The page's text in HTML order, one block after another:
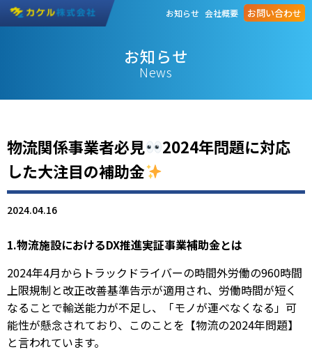
お知らせ 会社概要 お問い合わせ
お知らせ
News
物流関係事業者必見
2024年問題に対応
した大注目の補助金
2024.04.16
1.物流施設におけるDX推進実証事業補助金とは
2024年4月からトラックドライバーの時間外労働の960時間
上限規制と改正改善基準告示が適用され、労働時間が短く
なることで輸送能力が不足し、「モノが運べなくなる」可
能性が懸念されており、このことを【物流の2024年問題】
と言われています。